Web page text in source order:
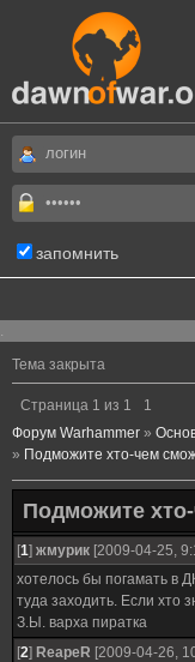
запомнить
.
Тема закрыта
Страница 1 из 1
1
Форум Warhammer »
» Подможите хто-чем
Подможите
[1] жмурик [2009-04-25,
хотелось бы погамать в
туда заходить. Если хто
З.Ы. варха пиратка
[2] ReapeR [2009-04-26,